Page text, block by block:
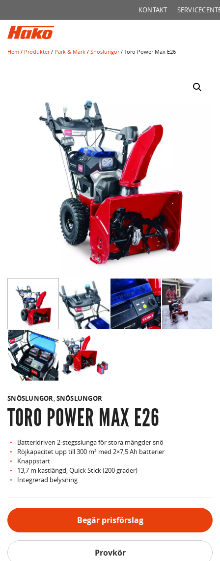
KONTAKT
Hem / Produkter/ Park & Mark / Snöslungor/ Toro Power Max E26
SNÖSLUNGOR SNÖSLUNGOR
TORO POWER MAX E26
Batteridriven 2-stegsslunga för stora mängder snö
Röjkapacitet upp till 300 m² med 2×7,5 Ah batterier
Knappstart
13,7 m kastlängd, Quick Stick (200 grader)
Integrerad belysning
Begär prisförslag
Provkör